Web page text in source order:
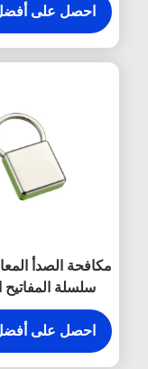
احصل على
مكافحة الصدأ
سلسلة المفاتيح
المفاجئة هوك
البلاستيكية
احصل على